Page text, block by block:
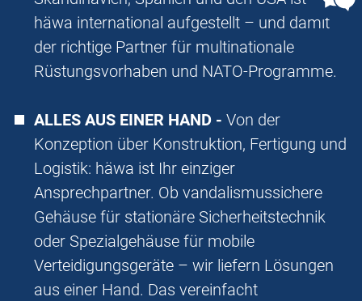
häwa international aufgestellt – und damit
der richtige Partner für multinationale
Rüstungsvorhaben und NATO-Programme.
ALLES AUS EINER HAND - Von der
Konzeption über Konstruktion, Fertigung und
Logistik: häwa ist Ihr einziger
Ansprechpartner. Ob vandalismussichere
Gehäuse für stationäre Sicherheitstechnik
oder Spezialgehäuse für mobile
Verteidigungsgeräte – wir liefern Lösungen
aus einer Hand. Das vereinfacht